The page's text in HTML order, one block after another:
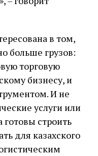
в том,
больше грузов:
торговую
бизнесу, и
И не
услуги или
готовы строить
для казахского